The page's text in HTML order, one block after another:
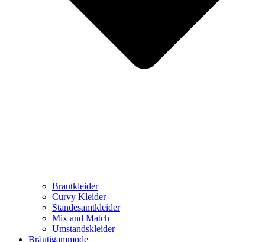
Brautkleider
Curvy Kleider
Standesamtkleider
Mix and Match
Umstandskleider
Bräutigammode